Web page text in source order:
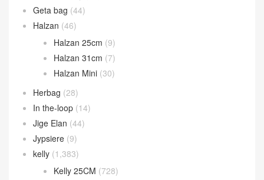
Constance 24CM
Constance 26CM
Constance Wallet
Evelyne(27)
Garden Party(32)
Geta bag(44)
Halzan(46)
Halzan 25cm
Halzan 31cm
Halzan Mini
Herbag(28)